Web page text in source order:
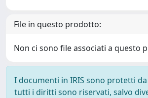
File in questo prodotto:
Non ci sono file associati a questo
I documenti in IRIS sono protetti
tutti i diritti sono riservati, salvo